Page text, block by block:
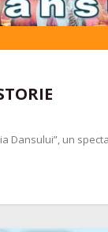
Dansului”, un